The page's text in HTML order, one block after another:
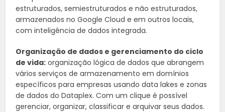
estruturados, semiestruturados e não estruturados,
armazenados no Google Cloud e em outros locais,
com inteligência de dados integrada.
Organização de dados e gerenciamento do ciclo
de vida: organização lógica de dados que abrangem
vários serviços de armazenamento em domínios
específicos para empresas usando data lakes e zonas
de dados do Dataplex. Com um clique é possível
gerenciar, organizar, classificar e arquivar seus dados.